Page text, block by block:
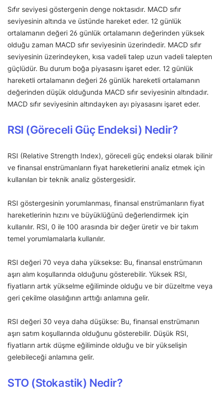
Sıfır seviyesi göstergenin denge noktasıdır. MACD sıfır
seviyesinin altında ve üstünde hareket eder. 12 günlük
ortalamanın değeri 26 günlük ortalamanın değerinden yüksek
olduğu zaman MACD sıfır seviyesinin üzerindedir. MACD sıfır
seviyesinin üzerindeyken, kısa vadeli talep uzun vadeli talepten
güçlüdür. Bu durum boğa piyasasını işaret eder. 12 günlük
hareketli ortalamanın değeri 26 günlük hareketli ortalamanın
değerinden düşük olduğunda MACD sıfır seviyesinin altındadır.
MACD sıfır seviyesinin altındayken ayı piyasasını işaret eder.
RSI (Göreceli Güç Endeksi) Nedir?
RSI (Relative Strength Index), göreceli güç endeksi olarak bilinir
ve finansal enstrümanların fiyat hareketlerini analiz etmek için
kullanılan bir teknik analiz göstergesidir.
RSI göstergesinin yorumlanması, finansal enstrümanların fiyat
hareketlerinin hızını ve büyüklüğünü değerlendirmek için
kullanılır. RSI, 0 ile 100 arasında bir değer üretir ve bir takım
temel yorumlamalarla kullanılır.
RSI değeri 70 veya daha yüksekse: Bu, finansal enstrümanın
aşırı alım koşullarında olduğunu gösterebilir. Yüksek RSI,
fiyatların artık yükselme eğiliminde olduğu ve bir düzeltme veya
geri çekilme olasılığının arttığı anlamına gelir.
RSI değeri 30 veya daha düşükse: Bu, finansal enstrümanın
aşırı satım koşullarında olduğunu gösterebilir. Düşük RSI,
fiyatların artık düşme eğiliminde olduğu ve bir yükselişin
gelebileceği anlamına gelir.
STO (Stokastik) Nedir?